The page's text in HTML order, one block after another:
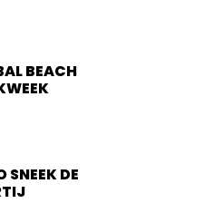
BEACH
SNEEK DE